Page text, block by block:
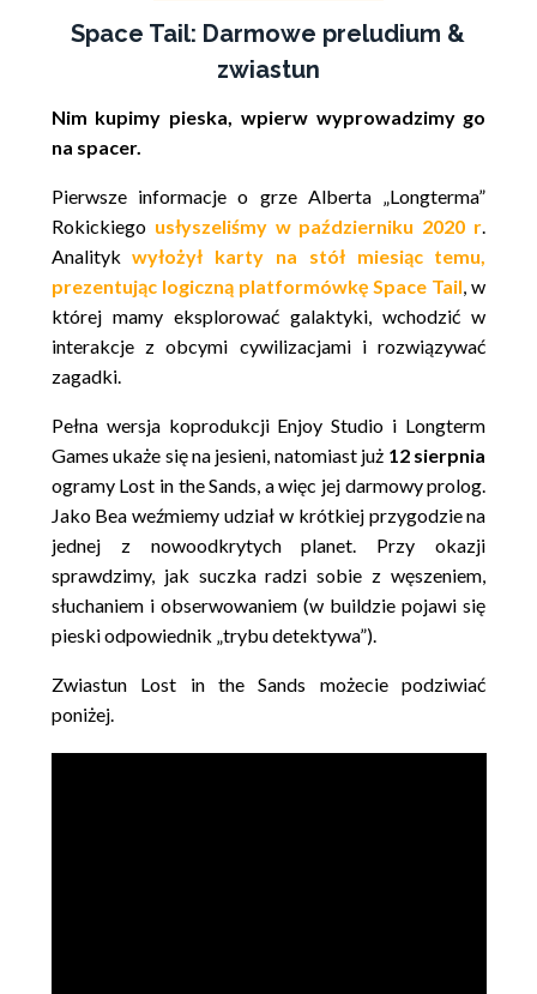
Space Tail: Darmowe preludium &
zwiastun
Nim kupimy pieska, wpierw wyprowadzimy go
na spacer.
Pierwsze informacje o grze Alberta „Longterma”
Rokickiego usłyszeliśmy w październiku 2020 r.
Analitykwyłożył karty na stół miesiąc temu,
prezentując logiczną platformówkę Space Tail, w
której mamy eksplorować galaktyki, wchodzić w
interakcje z obcymi cywilizacjami i rozwiązywać
zagadki.
Pełna wersja koprodukcji Enjoy Studio i Longterm
Games ukaże się na jesieni, natomiast już 12 sierpnia
ogramy Lost in the Sands, a więc jej darmowy prolog.
Jako Bea weźmiemy udział w krótkiej przygodzie na
jednej z nowoodkrytych planet. Przy okazji
sprawdzimy, jak suczka radzi sobie z węszeniem,
słuchaniem i obserwowaniem (w buildzie pojawi się
pieski odpowiednik „trybu detektywa”).
Zwiastun Lost in the Sands możecie podziwiać
poniżej.